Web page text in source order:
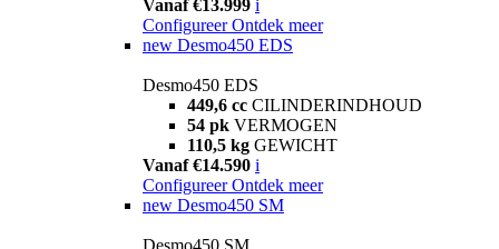
Vanaf €13.999 i
Configureer Ontdek meer
new Desmo450 EDS
Desmo450 EDS
449,6 cc CILINDERINDHOUD
54 pk VERMOGEN
110,5 kg GEWICHT
Vanaf €14.590 i
Configureer Ontdek meer
new Desmo450 SM
Desmo450 SM